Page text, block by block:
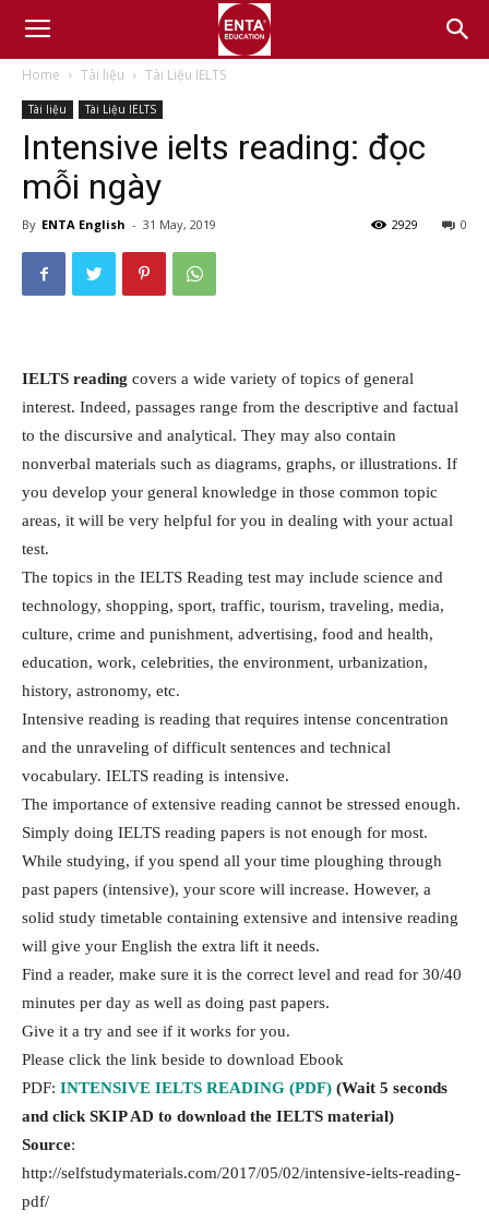
Home Tài liệu Tài Liệu IELTS
Tài liệu Tài Liệu IELTS
Intensive ielts reading: đọc
mỗi ngày
By ENTA English - 31 May, 2019 0
2929
IELTS reading covers a wide variety of topics of general
interest. Indeed, passages range from the descriptive and factual
to the discursive and analytical. They may also contain
nonverbal materials such as diagrams, graphs, or illustrations. If
you develop your general knowledge in those common topic
areas, it will be very helpful for you in dealing with your actual
test.
The topics in the IELTS Reading test may include science and
technology, shopping, sport, traffic, tourism, traveling, media,
culture, crime and punishment, advertising, food and health,
education, work, celebrities, the environment, urbanization,
history, astronomy, etc.
Intensive reading is reading that requires intense concentration
and the unraveling of difficult sentences and technical
vocabulary. IELTS reading is intensive.
The importance of extensive reading cannot be stressed enough.
Simply doing IELTS reading papers is not enough for most.
While studying, if you spend all your time ploughing through
past papers (intensive), your score will increase. However, a
solid study timetable containing extensive and intensive reading
will give your English the extra lift it needs.
Find a reader, make sure it is the correct level and read for 30/40
minutes per day as well as doing past papers.
Give it a try and see if it works for you.
Please click the link beside to download Ebook
PDF: INTENSIVE IELTS READING (PDF) (Wait 5 seconds
and click SKIP AD to download the IELTS material)
Source:
http://selfstudymaterials.com/2017/05/02/intensive-ielts-reading-
pdf/